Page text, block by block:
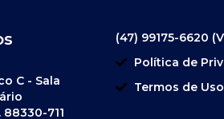
C - Sala
88330-711
(47) 99175-6620
Política de
Termos de Uso